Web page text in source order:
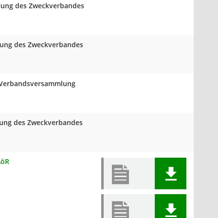
des Zweckverbandes
des Zweckverbandes
des Zweckverbandes